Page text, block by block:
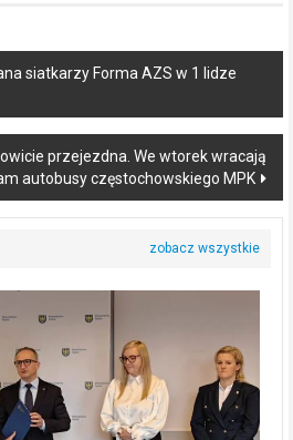
siatkarzy Forma AZS w 1 lidze
przejezdna. We wtorek wracają
autobusy częstochowskiego MPK